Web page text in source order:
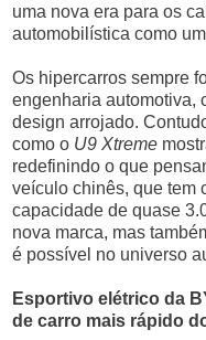
uma nova era para os
automobilística como
Os hipercarros sempre
engenharia automotiva,
design arrojado.
como o U9 Xtreme
redefinindo o que
veículo chinês, que tem
capacidade de quase
nova marca, mas
é possível no universo
Esportivo elétrico da
de carro mais rápido